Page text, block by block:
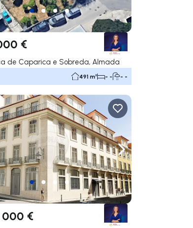
€
de Caparica e Sobreda, Almada
491 m² - - - -
a direita
para a esquerda Navegação para a
000 €